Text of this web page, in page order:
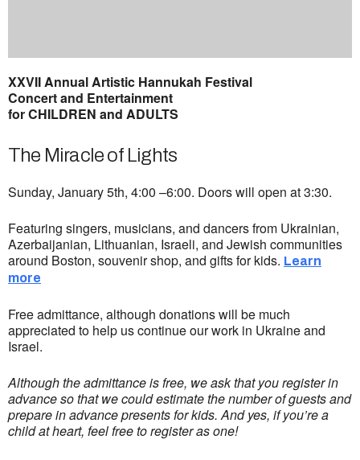
XXVII Annual Artistic Hannukah Festival
Concert and Entertainment
for CHILDREN and ADULTS
The Miracle of Lights
Sunday, January 5th, 4:00 –6:00. Doors will open at 3:30.
Featuring singers, musicians, and dancers from Ukrainian,
Azerbaijanian, Lithuanian, Israeli, and Jewish communities
around Boston, souvenir shop, and gifts for kids. Learn
more
Free admittance, although donations will be much
appreciated to help us continue our work in Ukraine and
Israel.
Although the admittance is free, we ask that you register in
advance so that we could estimate the number of guests and
prepare in advance presents for kids. And yes, if you’re a
child at heart, feel free to register as one!